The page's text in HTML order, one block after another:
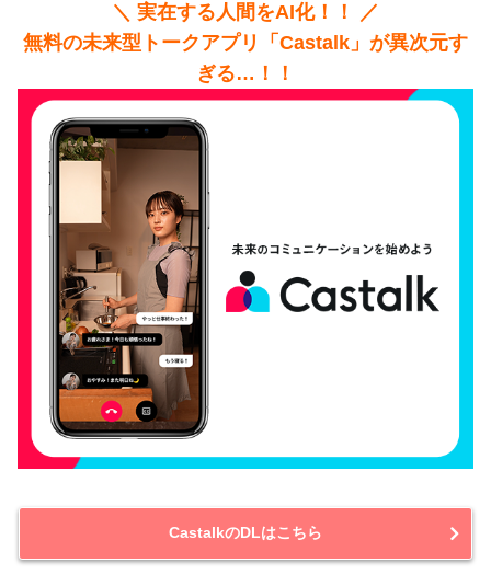
＼ 実在する人間をAI化！！ ／
無料の未来型トークアプリ「Castalk」が異次元す
ぎる…！！
CastalkのDLはこちら